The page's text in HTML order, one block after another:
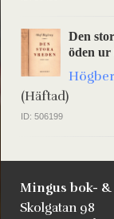
Den
öden ur
(Häftad)
ID: 506199
Mingus bok-
Skolgatan 98